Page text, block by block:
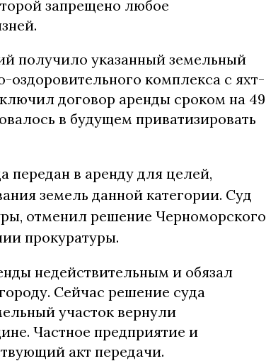
запрещено любое
получило указанный земельный
оздоровительного комплекса с яхт-
договор аренды сроком на 49
в будущем приватизировать
передан в аренду для целей,
земель данной категории. Суд
отменил решение Черноморского
прокуратуры.
недействительным и обязал
Сейчас решение суда
участок вернули
Частное предприятие и
акт передачи.